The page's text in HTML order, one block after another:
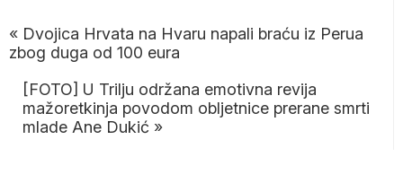
« Dvojica Hrvata na Hvaru napali braću iz Perua
zbog duga od 100 eura
[FOTO] U Trilju održana emotivna revija
mažoretkinja povodom obljetnice prerane smrti
mlade Ane Dukić »